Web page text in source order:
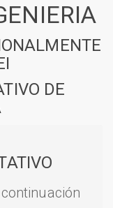
DE